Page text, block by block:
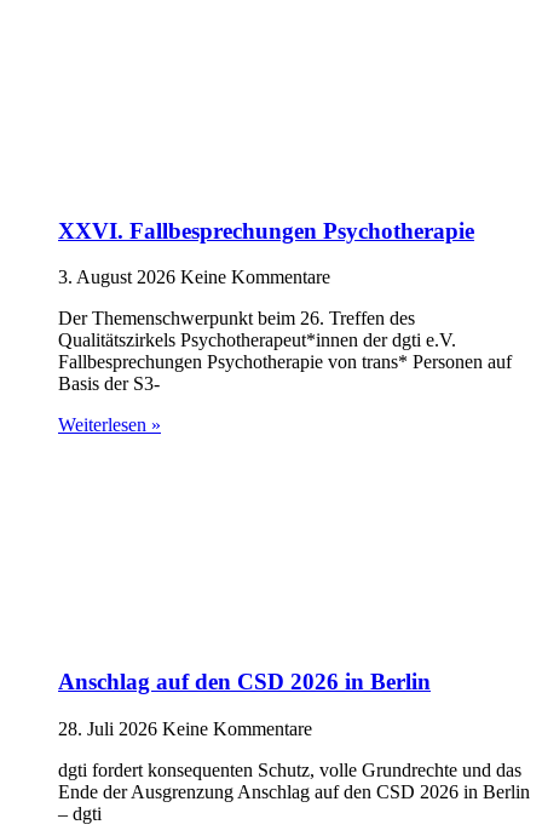
XXVI. Fallbesprechungen Psychotherapie
3. August 2026 Keine Kommentare
Der Themenschwerpunkt beim 26. Treffen des
Qualitätszirkels Psychotherapeut*innen der dgti e.V.
Fallbesprechungen Psychotherapie von trans* Personen auf
Basis der S3-
Weiterlesen »
Anschlag auf den CSD 2026 in Berlin
28. Juli 2026 Keine Kommentare
dgti fordert konsequenten Schutz, volle Grundrechte und das
Ende der Ausgrenzung Anschlag auf den CSD 2026 in Berlin
– dgti